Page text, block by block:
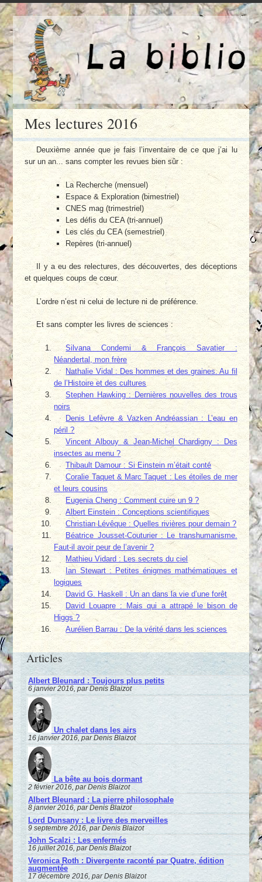
Mes lectures 2016
Deuxième année que je fais l’inventaire de ce que j’ai lu
sur un an... sans compter les revues bien sûr :
La Recherche (mensuel)
Espace & Exploration (bimestriel)
CNES mag (trimestriel)
Les défis du CEA (tri-annuel)
Les clés du CEA (semestriel)
Repères (tri-annuel)
Il y a eu des relectures, des découvertes, des déceptions
et quelques coups de cœur.
L’ordre n’est ni celui de lecture ni de préférence.
Et sans compter les livres de sciences :
Silvana Condemi & François Savatier :
Néandertal, mon frère
Nathalie Vidal : Des hommes et des graines. Au fil
de l’Histoire et des cultures
Stephen Hawking : Dernières nouvelles des trous
noirs
Denis Lefèvre & Vazken Andréassian : L’eau en
péril ?
Vincent Albouy & Jean-Michel Chardigny : Des
insectes au menu ?
Thibault Damour : Si Einstein m’était conté
Coralie Taquet & Marc Taquet : Les étoiles de mer
et leurs cousins
Eugenia Cheng : Comment cuire un 9 ?
Albert Einstein : Conceptions scientifiques
Christian Lévêque : Quelles rivières pour demain ?
Béatrice Jousset-Couturier : Le transhumanisme.
Faut-il avoir peur de l’avenir ?
Mathieu Vidard : Les secrets du ciel
Ian Stewart : Petites énigmes mathématiques et
logiques
David G. Haskell : Un an dans la vie d’une forêt
David Louapre : Mais qui a attrapé le bison de
Higgs ?
Aurélien Barrau : De la vérité dans les sciences
Articles
Albert Bleunard : Toujours plus petits
6 janvier 2016, par Denis Blaizot
Un chalet dans les airs
16 janvier 2016, par Denis Blaizot
La bête au bois dormant
2 février 2016, par Denis Blaizot
Albert Bleunard : La pierre philosophale
8 janvier 2016, par Denis Blaizot
Lord Dunsany : Le livre des merveilles
9 septembre 2016, par Denis Blaizot
John Scalzi : Les enfermés
16 juillet 2016, par Denis Blaizot
Veronica Roth : Divergente raconté par Quatre, édition
augmentée
17 décembre 2016, par Denis Blaizot